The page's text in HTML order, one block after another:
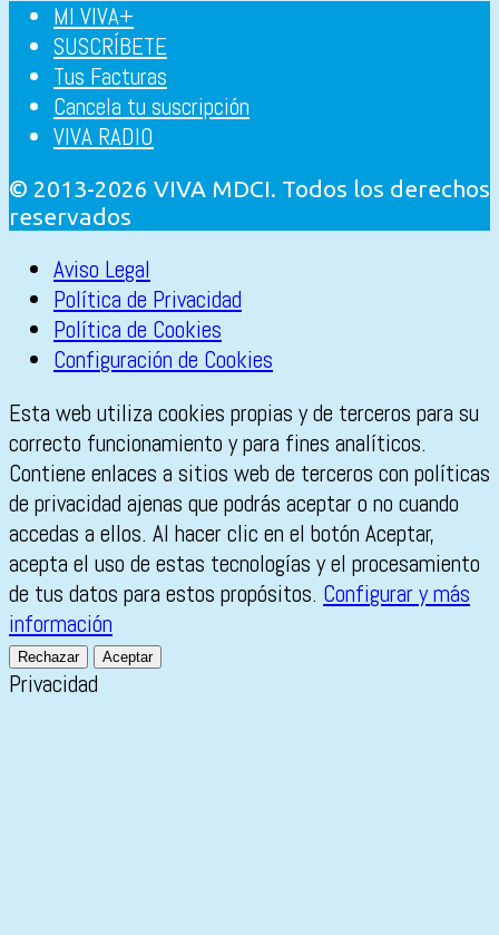
MI VIVA+
SUSCRÍBETE
Tus Facturas
Cancela tu suscripción
VIVA RADIO
© 2013-2026 VIVA MDCI. Todos los derechos
reservados
Aviso Legal
Política de Privacidad
Política de Cookies
Configuración de Cookies
Esta web utiliza cookies propias y de terceros para su
correcto funcionamiento y para fines analíticos.
Contiene enlaces a sitios web de terceros con políticas
de privacidad ajenas que podrás aceptar o no cuando
accedas a ellos. Al hacer clic en el botón Aceptar,
acepta el uso de estas tecnologías y el procesamiento
de tus datos para estos propósitos. Configurar y más
información
Rechazar Aceptar
Privacidad